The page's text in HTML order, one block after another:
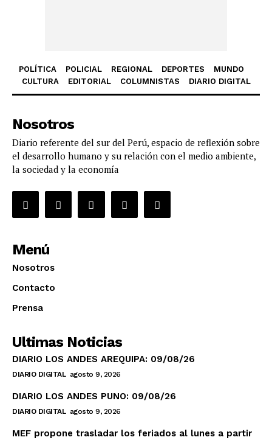
POLÍTICA POLICIAL REGIONAL DEPORTES
MUNDO
CULTURA
EDITORIAL COLUMNISTAS DIARIO DIGITAL
Nosotros
Diario referente del sur del Perú, espacio de reflexión sobre
el desarrollo humano y su relación con el medio ambiente,
la sociedad y la economía
Menú
Nosotros
Contacto
Prensa
Ultimas Noticias
DIARIO LOS ANDES AREQUIPA: 09/08/26
DIARIO DIGITAL agosto 9, 2026
DIARIO LOS ANDES PUNO: 09/08/26
DIARIO DIGITAL agosto 9, 2026
MEF propone trasladar los feriados al lunes a partir